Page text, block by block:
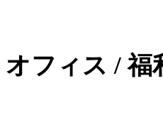
オフィス / 福